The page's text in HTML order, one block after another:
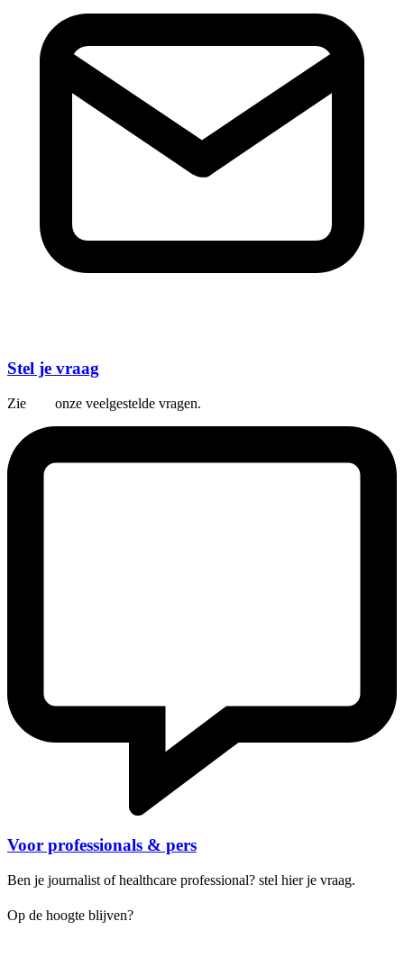
Stel je vraag
Zie onze veelgestelde vragen.
Voor professionals & pers
Ben je journalist of healthcare professional? stel hier je vraag.
Op de hoogte blijven?